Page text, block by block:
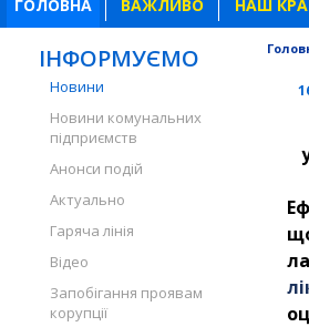
ГОЛОВНА ВАЖЛИВО НАШ
ІНФОРМУЄМО
Новини
Новини комунальних
підприємств
Анонси подій
Актуально
Гаряча лінія
Відео
Запобігання проявам
корупції